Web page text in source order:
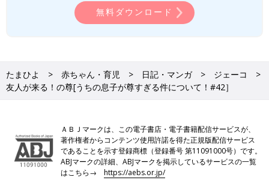
無料ダウンロード
たまひよ 赤ちゃん・育児 日記・マンガ
ジェーコ
友人が来る！の尊[うちの息子が尊すぎる件について！#42］
ＡＢＪマークは、この電子書店・電子書籍配信サービスが、
著作権者からコンテンツ使用許諾を得た正規版配信サービス
であることを示す登録商標（登録番号 第11091000号）です。
ABJマークの詳細、ABJマークを掲示しているサービスの一覧
はこちら→https://aebs.or.jp/